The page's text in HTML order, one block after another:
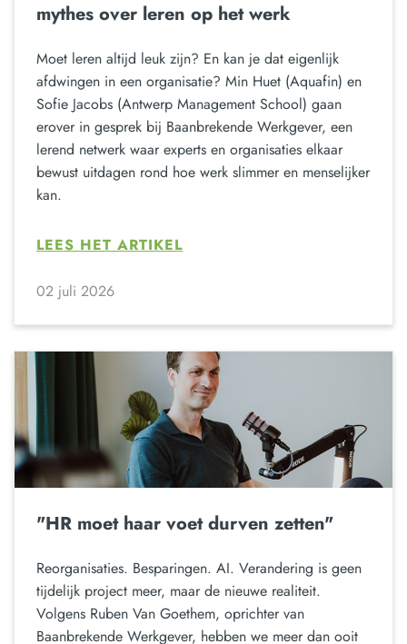
mythes over leren op het werk
Moet leren altijd leuk zijn? En kan je dat eigenlijk
afdwingen in een organisatie? Min Huet (Aquafin) en
Sofie Jacobs (Antwerp Management School) gaan
erover in gesprek bij Baanbrekende Werkgever, een
lerend netwerk waar experts en organisaties elkaar
bewust uitdagen rond hoe werk slimmer en menselijker
kan.
LEES HET ARTIKEL
02 juli 2026
"HR moet haar voet durven zetten"
Reorganisaties. Besparingen. AI. Verandering is geen
tijdelijk project meer, maar de nieuwe realiteit.
Volgens Ruben Van Goethem, oprichter van
Baanbrekende Werkgever, hebben we meer dan ooit